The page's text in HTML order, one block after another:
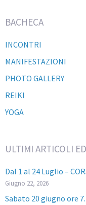
BACHECA
INCONTRI
MANIFESTAZIONI
PHOTO GALLERY
REIKI
YOGA
ULTIMI ARTICOLI
Dal 1 al 24 Luglio –
Giugno 22, 2026
Sabato 20 giugno ore